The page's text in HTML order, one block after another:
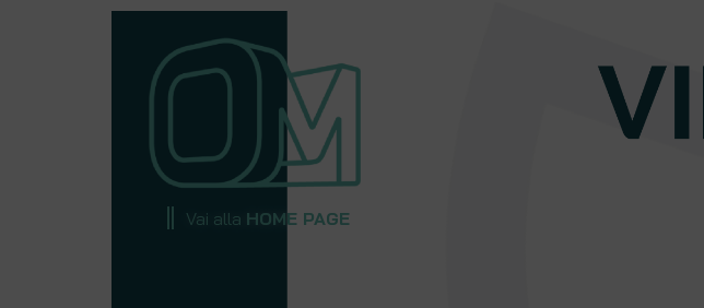
Vai alla HOME PAGE